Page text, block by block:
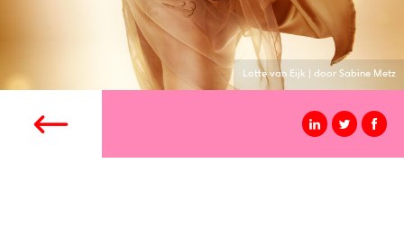
Lotte van Eijk | door Sabine Metz